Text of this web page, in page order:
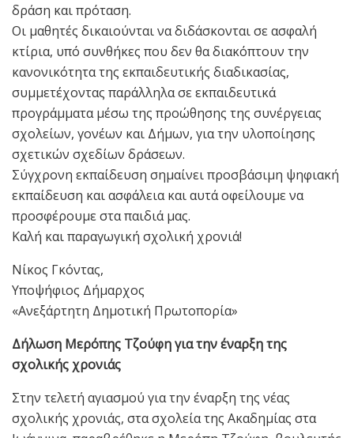
δράση και πρόταση.
Οι μαθητές δικαιούνται να διδάσκονται σε ασφαλή
κτίρια, υπό συνθήκες που δεν θα διακόπτουν την
κανονικότητα της εκπαιδευτικής διαδικασίας,
συμμετέχοντας παράλληλα σε εκπαιδευτικά
προγράμματα μέσω της προώθησης της συνέργειας
σχολείων, γονέων και Δήμων, για την υλοποίησης
σχετικών σχεδίων δράσεων.
Σύγχρονη εκπαίδευση σημαίνει προσβάσιμη ψηφιακή
εκπαίδευση και ασφάλεια και αυτά οφείλουμε να
προσφέρουμε στα παιδιά μας.
Καλή και παραγωγική σχολική χρονιά!
Νίκος Γκόντας,
Υποψήφιος Δήμαρχος
«Ανεξάρτητη Δημοτική Πρωτοπορία»
Δήλωση Μερόπης Τζούφη για την έναρξη της
σχολικής χρονιάς
Στην τελετή αγιασμού για την έναρξη της νέας
σχολικής χρονιάς, στα σχολεία της Ακαδημίας στα